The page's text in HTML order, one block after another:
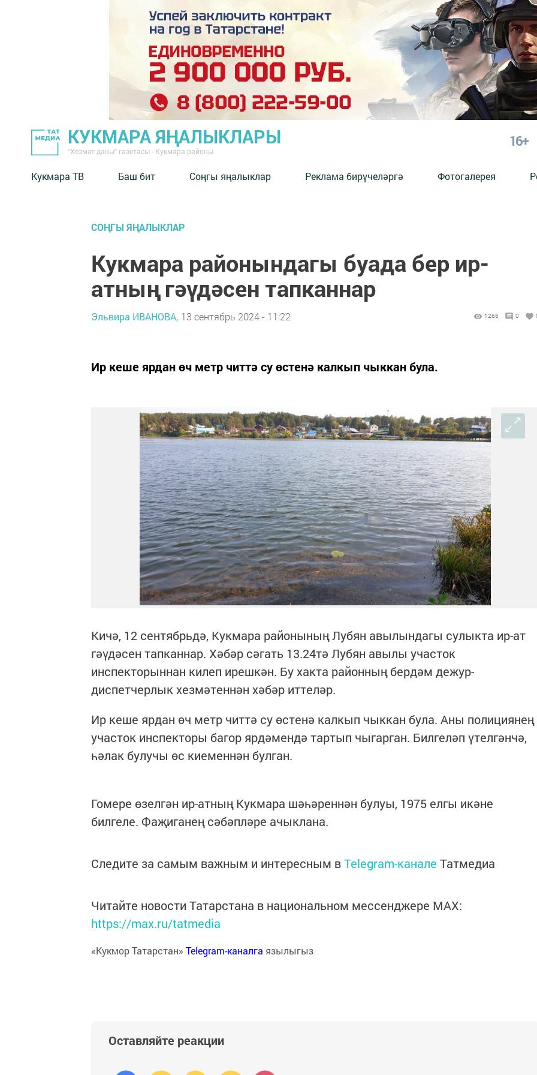
КУКМАРА ЯҢАЛЫКЛАРЫ
"Хезмәт даны" газетасы - Кукмара районы
16+
Кукмара ТВ Баш бит Соңгы яңалыклар Реклама бирүчеләргә Фотогалерея
СОҢГЫ ЯҢАЛЫКЛАР
Кукмара районындагы буада бер ир-
атның гәүдәсен тапканнар
Эльвира ИВАНОВА, 13 сентябрь 2024 - 11:22 1266 0
Ир кеше ярдан өч метр читтә су өстенә калкып чыккан була.
Кичә, 12 сентябрьдә, Кукмара районының Лубян авылындагы сулыкта ир-ат
гәүдәсен тапканнар. Хәбәр сәгать 13.24тә Лубян авылы участок
инспекторыннан килеп ирешкән. Бу хакта районның бердәм дежур-
диспетчерлык хезмәтеннән хәбәр иттеләр.
Ир кеше ярдан өч метр читтә су өстенә калкып чыккан була. Аны полициянең
участок инспекторы багор ярдәмендә тартып чыгарган. Билгеләп үтелгәнчә,
һәлак булучы өс киеменнән булган.
Гомере өзелгән ир-атның Кукмара шәһәреннән булуы, 1975 елгы икәне
билгеле. Фаҗиганең сәбәпләре ачыклана.
Следите за самым важным и интересным вTelegram-канале Татмедиа
Читайте новости Татарстана в национальном мессенджере MАХ:
https://max.ru/tatmedia
«Кукмор Татарстан» Telegram-каналга язылыгыз
Оставляйте реакции